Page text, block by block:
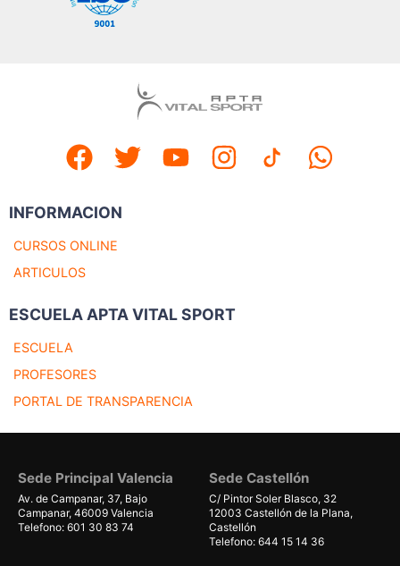
INFORMACION
CURSOS ONLINE
ARTICULOS
ESCUELA APTA VITAL SPORT
ESCUELA
PROFESORES
PORTAL DE TRANSPARENCIA
Sede Principal Valencia
Av. de Campanar, 37, Bajo
Campanar, 46009 Valencia
Telefono: 601 30 83 74
Sede Castellón
C/ Pintor Soler Blasco, 32
12003 Castellón de la Plana,
Castellón
Telefono: 644 15 14 36